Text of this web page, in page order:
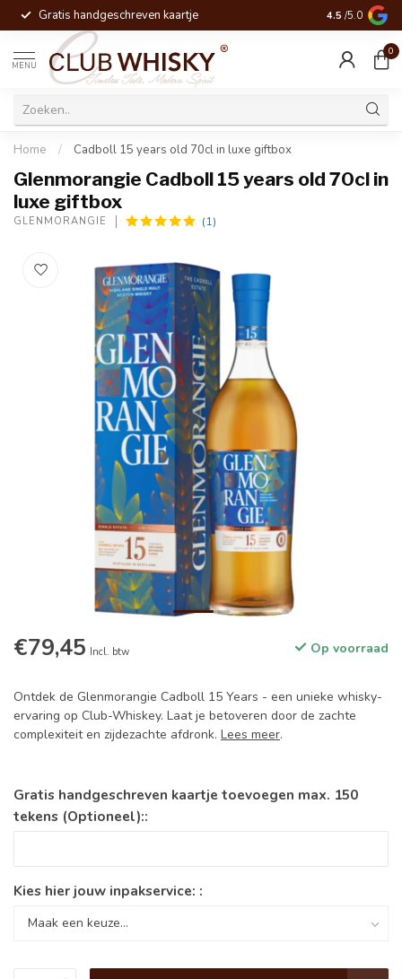
Gratis handgeschreven kaartje Voor 16:00
4.5 /5.0
MENU
0
Home / Cadboll 15 years old 70cl in luxe giftbox
Glenmorangie Cadboll 15 years old 70cl in
luxe giftbox
GLENMORANGIE (1)
€79,45 Incl. btw Op voorraad
Ontdek de Glenmorangie Cadboll 15 Years - een unieke whisky-
ervaring op Club-Whiskey. Laat je betoveren door de zachte
complexiteit en zijdezachte afdronk. Lees meer.
Gratis handgeschreven kaartje toevoegen max. 150
tekens (Optioneel)::
Kies hier jouw inpakservice: :